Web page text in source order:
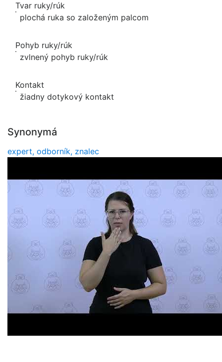
Tvar ruky/rúk
plochá ruka so založeným palcom
Pohyb ruky/rúk
zvlnený pohyb ruky/rúk
Kontakt
žiadny dotykový kontakt
Synonymá
expert, odborník, znalec